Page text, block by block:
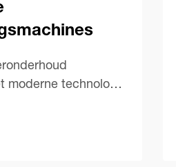
moderne technologie
heeft een